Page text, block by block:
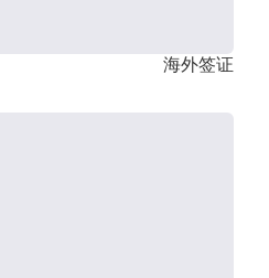
海外签证